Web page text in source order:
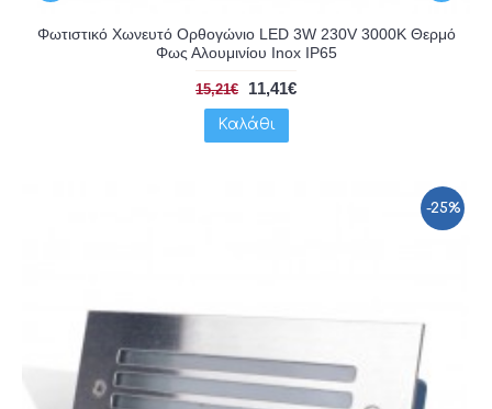
Φωτιστικό Χωνευτό Ορθογώνιο LED 3W 230V 3000K Θερμό
Φως Αλουμινίου Inox IP65
15,21€ 11,41€
Καλάθι
-25%